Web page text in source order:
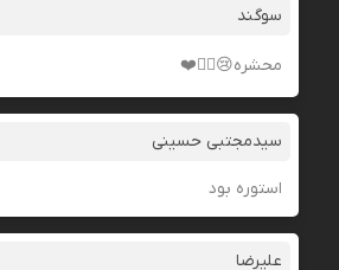
سوگند
محشره😢👍🏼❤️
سیدمجتبی حسینی
استوره بود
علیرضا